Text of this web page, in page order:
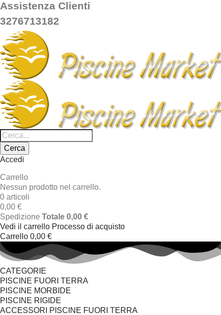
Assistenza Clienti
3276713182
Cerca
Accedi
Carrello
Nessun prodotto nel carrello.
0 articoli
0,00 €
Spedizione Totale 0,00 €
Vedi il carrello Processo di acquisto
Carrello 0,00 €
CATEGORIE
PISCINE FUORI TERRA
PISCINE MORBIDE
PISCINE RIGIDE
ACCESSORI PISCINE FUORI TERRA